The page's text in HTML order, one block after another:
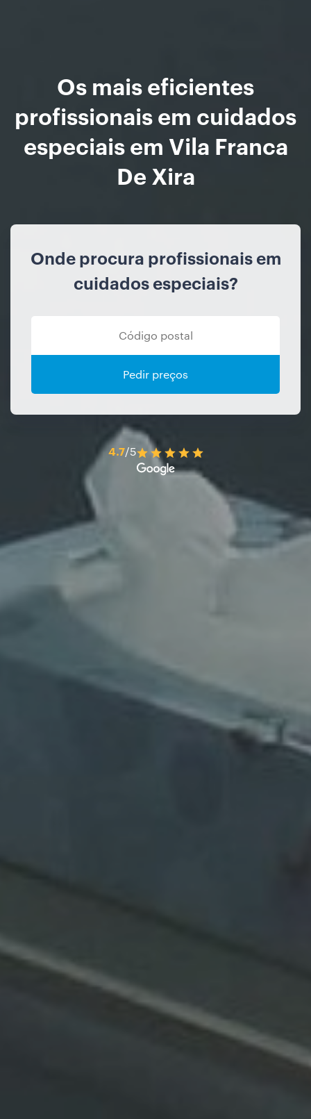
Os mais eficientes
profissionais em cuidados
especiais em Vila Franca
De Xira
Onde procura profissionais em
cuidados especiais?
Pedir preços
4.7/5